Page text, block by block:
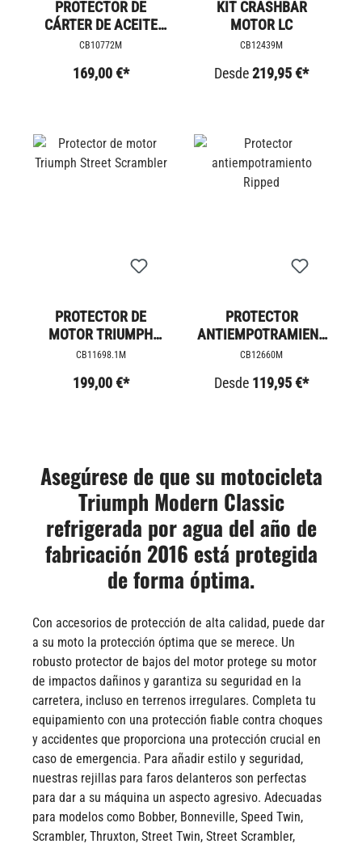
PROTECTOR DE
CÁRTER DE ACEITE
TRIUMPH
CB10772M
169,00 €*
KIT CRASHBAR
MOTOR LC
CB12439M
Desde219,95 €*
PROTECTOR DE
MOTOR TRIUMPH
STREET SCRAMBLER
CB11698.1M
199,00 €*
PROTECTOR
ANTIEMPOTRAMIENT
O RIPPED
CB12660M
Desde 119,95 €*
Asegúrese de que su motocicleta
Triumph Modern Classic
refrigerada por agua del año de
fabricación 2016 está protegida
de forma óptima.
Con accesorios de protección de alta calidad, puede dar
a su moto la protección óptima que se merece. Un
robusto protector de bajos del motor protege su motor
de impactos dañinos y garantiza su seguridad en la
carretera, incluso en terrenos irregulares. Completa tu
equipamiento con una protección fiable contra choques
y accidentes que proporciona una protección crucial en
caso de emergencia. Para añadir estilo y seguridad,
nuestras rejillas para faros delanteros son perfectas
para dar a su máquina un aspecto agresivo. Adecuadas
para modelos como Bobber, Bonneville, Speed Twin,
Scrambler, Thruxton, Street Twin, Street Scrambler,